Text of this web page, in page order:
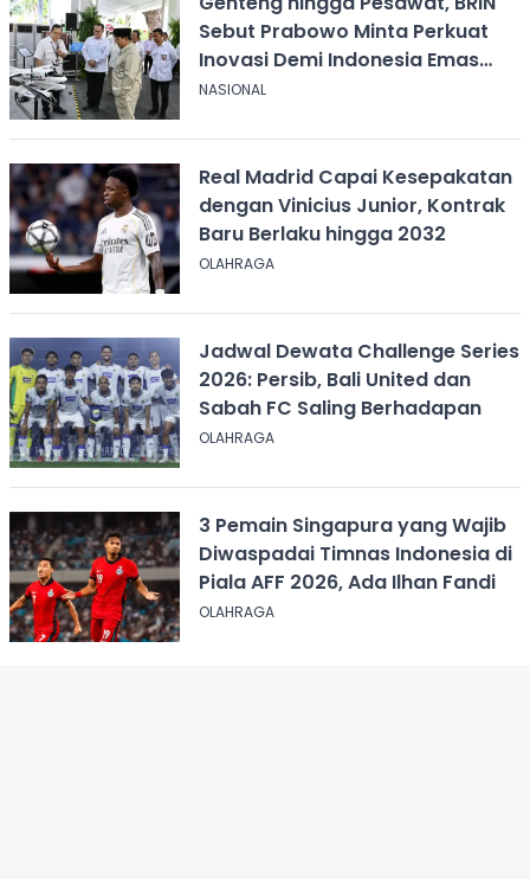
Sebut Prabowo Minta Perkuat
Inovasi Demi Indonesia Emas
2045
NASIONAL
Real Madrid Capai Kesepakatan
dengan Vinicius Junior, Kontrak
Baru Berlaku hingga 2032
OLAHRAGA
Jadwal Dewata Challenge Series
2026: Persib, Bali United dan
Sabah FC Saling Berhadapan
OLAHRAGA
3 Pemain Singapura yang Wajib
Diwaspadai Timnas Indonesia di
Piala AFF 2026, Ada Ilhan Fandi
OLAHRAGA